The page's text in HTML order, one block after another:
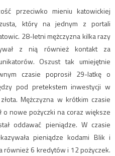
przeciwko mieniu katowickiej
który na jednym z portali
28-letni mężczyzna kilka razy
z nią również kontakt za
Oszust tak umiejętnie
czasie poprosił 29-latkę o
pod pretekstem inwestycji w
Mężczyzna w krótkim czasie
o nowe pożyczki na coraz większe
oddawać pieniądze. W czasie
pieniądze kodami Blik i
również 6 kredytów i 12 pożyczek.